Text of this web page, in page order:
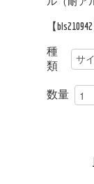
【bls210942
種
類
数量